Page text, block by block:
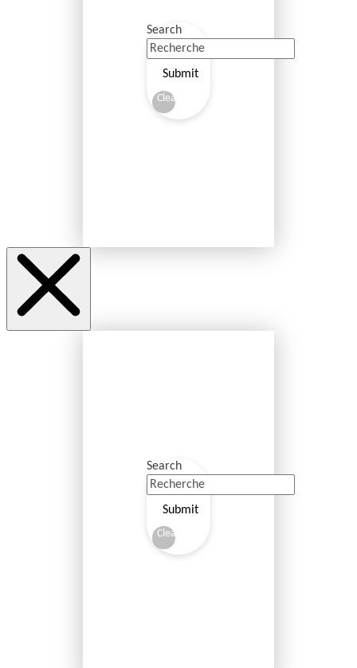
Search
Submit
Clear
Search
Submit
Clear